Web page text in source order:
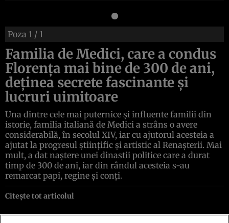
Poza 1 / 1
Familia de Medici, care a condus
Florenţa mai bine de 300 de ani,
deţinea secrete fascinante şi
lucruri uimitoare
Una dintre cele mai puternice şi influente familii din
istorie, familia italiană de Medici a strâns o avere
considerabilă, în secolul XIV, iar cu ajutorul acesteia a
ajutat la progresul ştiinţific şi artistic al Renaşterii. Mai
mult, a dat naştere unei dinastii politice care a durat
timp de 300 de ani, iar din rândul acesteia s-au
remarcat papi, regine şi conţi.
Citește tot articolul